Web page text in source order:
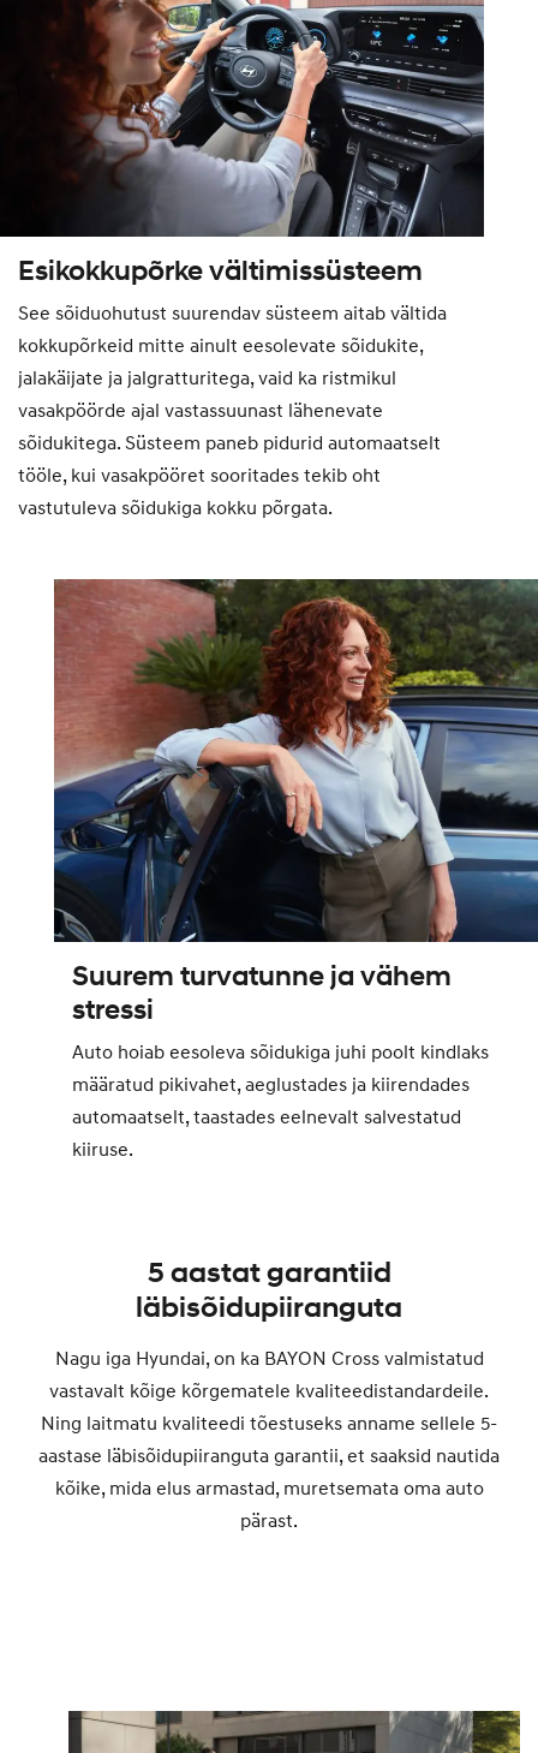
Esikokkupõrke vältimissüsteem
See sõiduohutust suurendav süsteem aitab vältida
kokkupõrkeid mitte ainult eesolevate sõidukite,
jalakäijate ja jalgratturitega, vaid ka ristmikul
vasakpöörde ajal vastassuunast lähenevate
sõidukitega. Süsteem paneb pidurid automaatselt
tööle, kui vasakpööret sooritades tekib oht
vastutuleva sõidukiga kokku põrgata.
Suurem turvatunne ja vähem
stressi
Auto hoiab eesoleva sõidukiga juhi poolt kindlaks
määratud pikivahet, aeglustades ja kiirendades
automaatselt, taastades eelnevalt salvestatud
kiiruse.
5 aastat garantiid
läbisõidupiiranguta
Nagu iga Hyundai, on ka BAYON Cross valmistatud
vastavalt kõige kõrgematele kvaliteedistandardeile.
Ning laitmatu kvaliteedi tõestuseks anname sellele 5-
aastase läbisõidupiiranguta garantii, et saaksid nautida
kõike, mida elus armastad, muretsemata oma auto
pärast.